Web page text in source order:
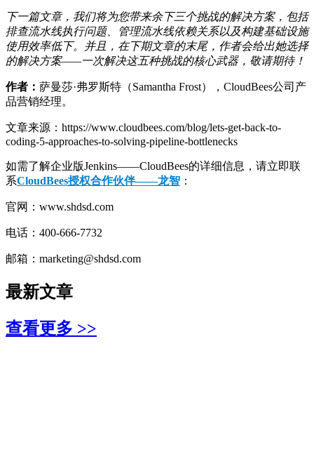
下一篇文章，我们将为您带来余下三个挑战的解决方案，包括
排查流水线执行问题、管理流水线依赖关系以及构建基础设施
使用效率低下。并且，在下期文章的末尾，作者会给出她选择
的解决方案——一次解决这五种挑战的核心武器，敬请期待！
作者： 萨曼莎·弗罗斯特（Samantha Frost），CloudBees公司产
品营销经理。
文章来源：https://www.cloudbees.com/blog/lets-get-back-to-
coding-5-approaches-to-solving-pipeline-bottlenecks
如需了解企业版Jenkins——CloudBees的详细信息，请立即联
系CloudBees授权合作伙伴——龙智 ：
官网：www.shdsd.com
电话：400-666-7732
邮箱：marketing@shdsd.com
最新文章
查看更多 >>